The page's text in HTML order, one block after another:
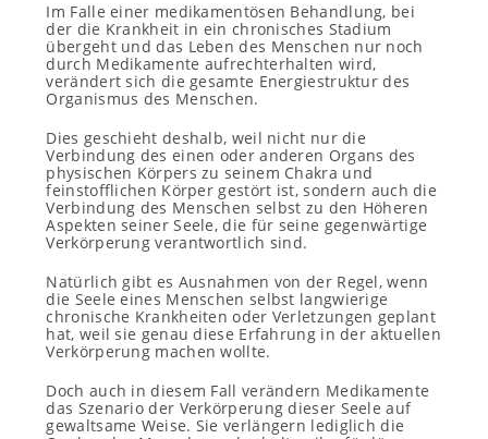
Im Falle einer medikamentösen Behandlung, bei
der die Krankheit in ein chronisches Stadium
übergeht und das Leben des Menschen nur noch
durch Medikamente aufrechterhalten wird,
verändert sich die gesamte Energiestruktur des
Organismus des Menschen.
Dies geschieht deshalb, weil nicht nur die
Verbindung des einen oder anderen Organs des
physischen Körpers zu seinem Chakra und
feinstofflichen Körper gestört ist, sondern auch die
Verbindung des Menschen selbst zu den Höheren
Aspekten seiner Seele, die für seine gegenwärtige
Verkörperung verantwortlich sind.
Natürlich gibt es Ausnahmen von der Regel, wenn
die Seele eines Menschen selbst langwierige
chronische Krankheiten oder Verletzungen geplant
hat, weil sie genau diese Erfahrung in der aktuellen
Verkörperung machen wollte.
Doch auch in diesem Fall verändern Medikamente
das Szenario der Verkörperung dieser Seele auf
gewaltsame Weise. Sie verlängern lediglich die